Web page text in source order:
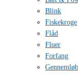
Blink
Fiskekroge
Flåd
Fluer
Forfang